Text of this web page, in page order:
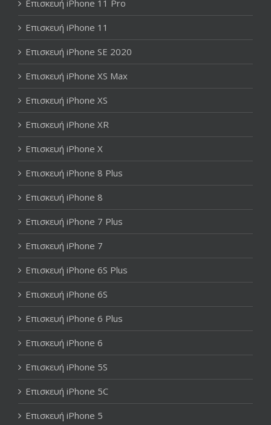
Επισκευή iPhone 11 Pro
Επισκευή iPhone 11
Επισκευή iPhone SE 2020
Επισκευή iPhone XS Max
Επισκευή iPhone XS
Επισκευή iPhone XR
Επισκευή iPhone X
Επισκευή iPhone 8 Plus
Επισκευή iPhone 8
Επισκευή iPhone 7 Plus
Επισκευή iPhone 7
Επισκευή iPhone 6S Plus
Επισκευή iPhone 6S
Επισκευή iPhone 6 Plus
Επισκευή iPhone 6
Επισκευή iPhone 5S
Επισκευή iPhone 5C
Επισκευή iPhone 5